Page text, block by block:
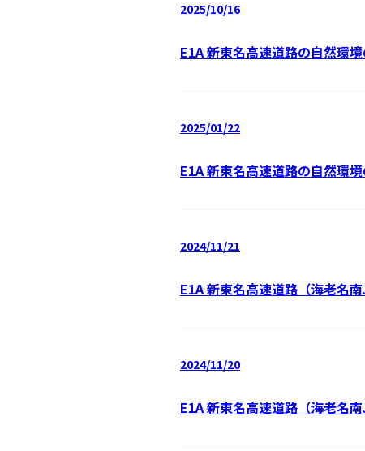
2025/10/16
E1A 新東名高速道路の自然環
2025/01/22
E1A 新東名高速道路の自然環
2024/11/21
E1A 新東名高速道路（海老名
2024/11/20
E1A 新東名高速道路（海老名